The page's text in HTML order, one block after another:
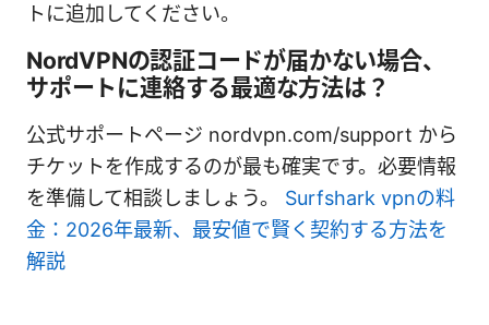
トに追加してください。
NordVPNの認証コードが届かない場合、
サポートに連絡する最適な方法は？
公式サポートページ nordvpn.com/support から
チケットを作成するのが最も確実です。必要情報
を準備して相談しましょう。 Surfshark vpnの料
金：2026年最新、最安値で賢く契約する方法を
解説